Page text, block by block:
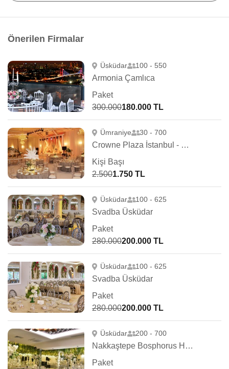
Önerilen Firmalar
Üsküdar 100 - 550
Armonia Çamlıca
Paket
300.000180.000 TL
Ümraniye 30 - 700
Crowne Plaza İstanbul - OryaPark
Kişi Başı
2.5001.750 TL
Üsküdar 100 - 625
Svadba Üsküdar
Paket
280.000200.000 TL
Üsküdar 100 - 625
Svadba Üsküdar
Paket
280.000200.000 TL
Üsküdar 200 - 700
Nakkaştepe Bosphorus Hanedan Salon
Paket